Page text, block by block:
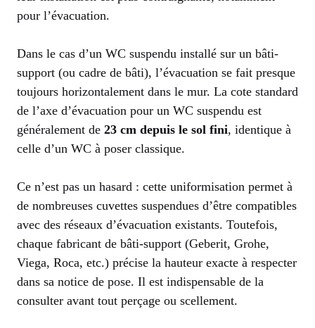
pour l’évacuation.
Dans le cas d’un WC suspendu installé sur un bâti-
support (ou cadre de bâti), l’évacuation se fait presque
toujours horizontalement dans le mur. La cote standard
de l’axe d’évacuation pour un WC suspendu est
généralement de 23 cm depuis le sol fini, identique à
celle d’un WC à poser classique.
Ce n’est pas un hasard : cette uniformisation permet à
de nombreuses cuvettes suspendues d’être compatibles
avec des réseaux d’évacuation existants. Toutefois,
chaque fabricant de bâti-support (Geberit, Grohe,
Viega, Roca, etc.) précise la hauteur exacte à respecter
dans sa notice de pose. Il est indispensable de la
consulter avant tout perçage ou scellement.